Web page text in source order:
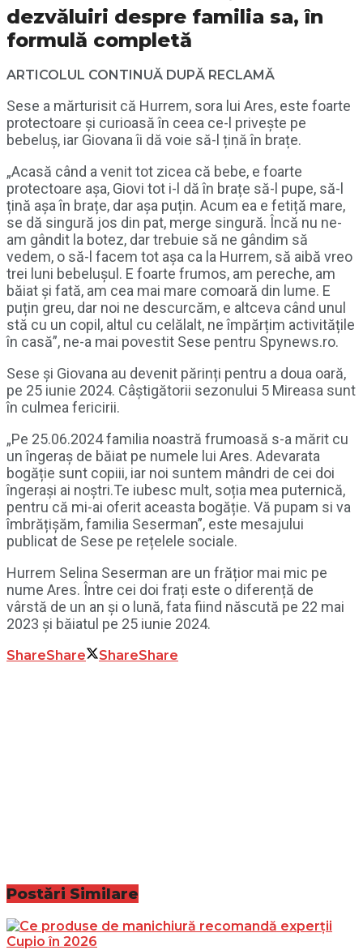
dezvăluiri despre familia sa, în
formulă completă
ARTICOLUL CONTINUĂ DUPĂ RECLAMĂ
Sese a mărturisit că Hurrem, sora lui Ares, este foarte
protectoare și curioasă în ceea ce-l privește pe
bebeluș, iar Giovana îi dă voie să-l țină în brațe.
„Acasă când a venit tot zicea că bebe, e foarte
protectoare așa, Giovi tot i-l dă în brațe să-l pupe, să-l
țină așa în brațe, dar așa puțin. Acum ea e fetiță mare,
se dă singură jos din pat, merge singură. Încă nu ne-
am gândit la botez, dar trebuie să ne gândim să
vedem, o să-l facem tot așa ca la Hurrem, să aibă vreo
trei luni bebelușul. E foarte frumos, am pereche, am
băiat și fată, am cea mai mare comoară din lume. E
puțin greu, dar noi ne descurcăm, e altceva când unul
stă cu un copil, altul cu celălalt, ne împărțim activitățile
în casă”, ne-a mai povestit Sese pentru Spynews.ro.
Sese și Giovana au devenit părinți pentru a doua oară,
pe 25 iunie 2024. Câștigătorii sezonului 5 Mireasa sunt
în culmea fericirii.
„Pe 25.06.2024 familia noastră frumoasă s-a mărit cu
un îngeraș de băiat pe numele lui Ares. Adevarata
bogăție sunt copiii, iar noi suntem mândri de cei doi
îngerași ai noștri.Te iubesc mult, soția mea puternică,
pentru că mi-ai oferit aceasta bogăție. Vă pupam si va
îmbrățișăm, familia Seserman”, este mesajului
publicat de Sese pe rețelele sociale.
Hurrem Selina Seserman are un frățior mai mic pe
nume Ares. Între cei doi frați este o diferență de
vârstă de un an și o lună, fata fiind născută pe 22 mai
2023 și băiatul pe 25 iunie 2024.
ShareShare ShareShare
Postări Similare